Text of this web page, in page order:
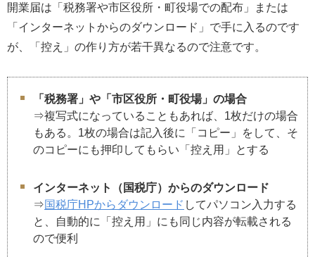
開業届は「税務署や市区役所・町役場での配布」または
「インターネットからのダウンロード」で手に入るのです
が、「控え」の作り方が若干異なるので注意です。
「税務署」や「市区役所・町役場」の場合
⇒複写式になっていることもあれば、1枚だけの場合
もある。1枚の場合は記入後に「コピー」をして、そ
のコピーにも押印してもらい「控え用」とする
インターネット（国税庁）からのダウンロード
⇒国税庁HPからダウンロード してパソコン入力する
と、自動的に「控え用」にも同じ内容が転載される
ので便利